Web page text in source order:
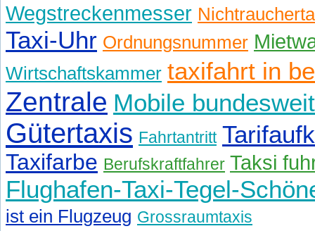
Wegstreckenmesser
Taxi-Uhr Ordnungsnummer
Wirtschaftskammer taxifahrt in
Zentrale Mobile
Gütertaxis Fahrtantritt
Taxifarbe Berufskraftfahrer Taksi
Flughafen-Taxi-Tegel-
ist ein Flugzeug Grossraumtaxis